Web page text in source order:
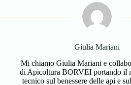
Giulia Mariani
Mi chiamo Giulia Mariani e
di Apicoltura BORVEI portando il
tecnico sul benessere delle api e